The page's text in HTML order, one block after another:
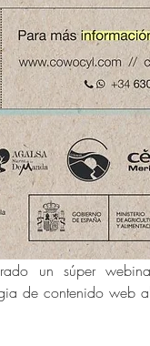
un súper
de contenido web